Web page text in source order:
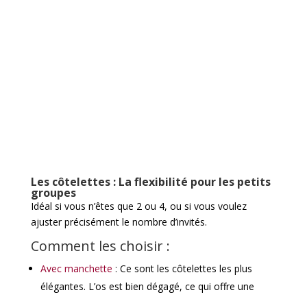
Les côtelettes : La flexibilité pour les petits
groupes
Idéal si vous n’êtes que 2 ou 4, ou si vous voulez
ajuster précisément le nombre d’invités.
Comment les choisir :
Avec manchette : Ce sont les côtelettes les plus
élégantes. L’os est bien dégagé, ce qui offre une